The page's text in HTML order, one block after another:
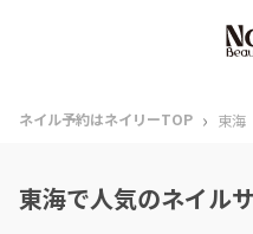
ネイル予約はネイリーTOP › 東海
東海で人気のネイル